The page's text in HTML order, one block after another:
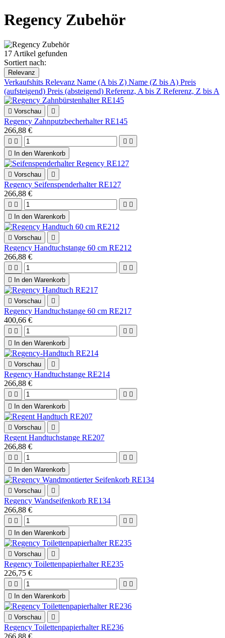
Regency Zubehör
17 Artikel gefunden
Sortiert nach:
Relevanz
Verkaufshits Relevanz Name (A bis Z) Name (Z bis A) Preis
(aufsteigend) Preis (absteigend) Referenz, A bis Z Referenz, Z bis A
 Vorschau 
Regency Zahnputzbecherhalter RE145
266,88 €
   

In den Warenkorb
 Vorschau 
Regency Seifenspenderhalter RE127
266,88 €
   

In den Warenkorb
 Vorschau 
Regency Handtuchstange 60 cm RE212
266,88 €
   

In den Warenkorb
 Vorschau 
Regency Handtuchstange 60 cm RE217
400,66 €
   

In den Warenkorb
 Vorschau 
Regency Handtuchstange RE214
266,88 €
   

In den Warenkorb
 Vorschau 
Regent Handtuchstange RE207
266,88 €
   

In den Warenkorb
 Vorschau 
Regency Wandseifenkorb RE134
266,88 €
   

In den Warenkorb
 Vorschau 
Regency Toilettenpapierhalter RE235
226,75 €
   

In den Warenkorb
 Vorschau 
Regency Toilettenpapierhalter RE236
266,88 €